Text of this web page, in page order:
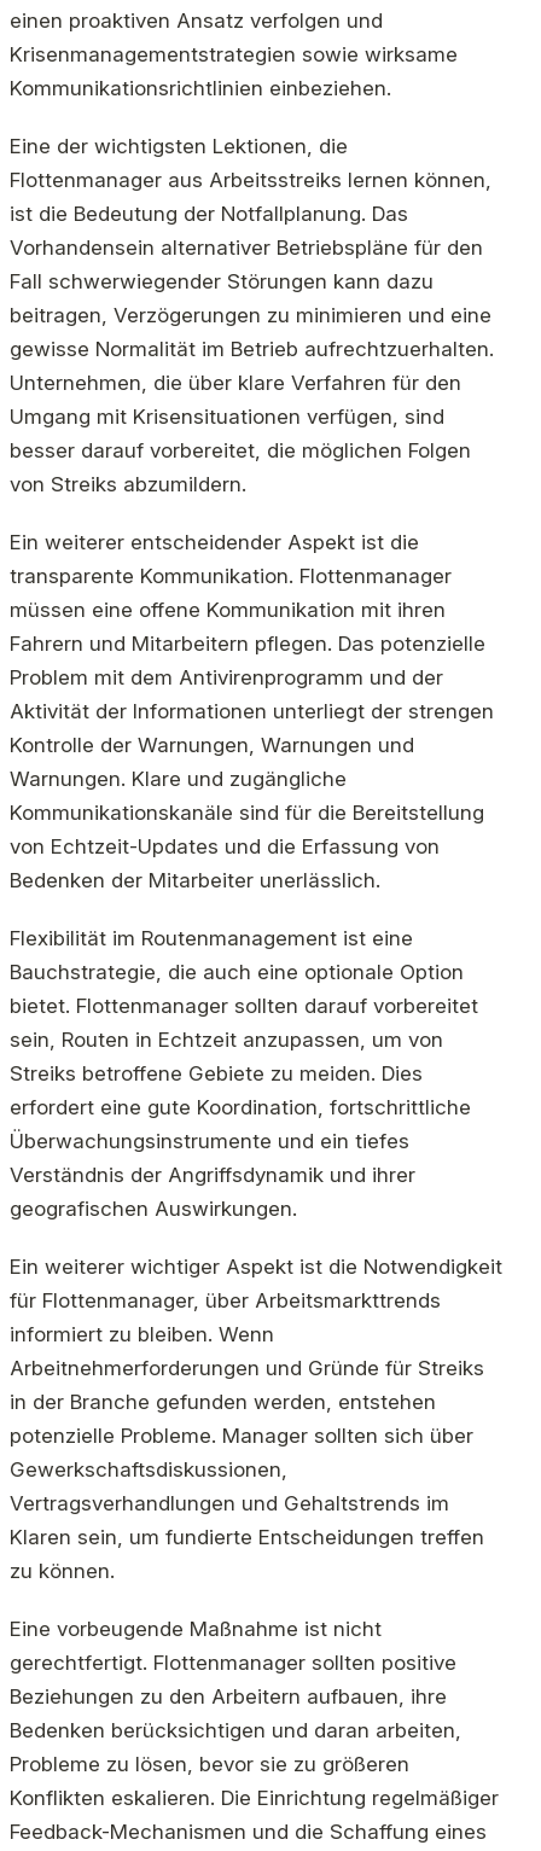
einen proaktiven Ansatz verfolgen und
Krisenmanagementstrategien sowie wirksame
Kommunikationsrichtlinien einbeziehen.
Eine der wichtigsten Lektionen, die
Flottenmanager aus Arbeitsstreiks lernen können,
ist die Bedeutung der Notfallplanung. Das
Vorhandensein alternativer Betriebspläne für den
Fall schwerwiegender Störungen kann dazu
beitragen, Verzögerungen zu minimieren und eine
gewisse Normalität im Betrieb aufrechtzuerhalten.
Unternehmen, die über klare Verfahren für den
Umgang mit Krisensituationen verfügen, sind
besser darauf vorbereitet, die möglichen Folgen
von Streiks abzumildern.
Ein weiterer entscheidender Aspekt ist die
transparente Kommunikation. Flottenmanager
müssen eine offene Kommunikation mit ihren
Fahrern und Mitarbeitern pflegen. Das potenzielle
Problem mit dem Antivirenprogramm und der
Aktivität der Informationen unterliegt der strengen
Kontrolle der Warnungen, Warnungen und
Warnungen. Klare und zugängliche
Kommunikationskanäle sind für die Bereitstellung
von Echtzeit-Updates und die Erfassung von
Bedenken der Mitarbeiter unerlässlich.
Flexibilität im Routenmanagement ist eine
Bauchstrategie, die auch eine optionale Option
bietet. Flottenmanager sollten darauf vorbereitet
sein, Routen in Echtzeit anzupassen, um von
Streiks betroffene Gebiete zu meiden. Dies
erfordert eine gute Koordination, fortschrittliche
Überwachungsinstrumente und ein tiefes
Verständnis der Angriffsdynamik und ihrer
geografischen Auswirkungen.
Ein weiterer wichtiger Aspekt ist die Notwendigkeit
für Flottenmanager, über Arbeitsmarkttrends
informiert zu bleiben. Wenn
Arbeitnehmerforderungen und Gründe für Streiks
in der Branche gefunden werden, entstehen
potenzielle Probleme. Manager sollten sich über
Gewerkschaftsdiskussionen,
Vertragsverhandlungen und Gehaltstrends im
Klaren sein, um fundierte Entscheidungen treffen
zu können.
Eine vorbeugende Maßnahme ist nicht
gerechtfertigt. Flottenmanager sollten positive
Beziehungen zu den Arbeitern aufbauen, ihre
Bedenken berücksichtigen und daran arbeiten,
Probleme zu lösen, bevor sie zu größeren
Konflikten eskalieren. Die Einrichtung regelmäßiger
Feedback-Mechanismen und die Schaffung eines